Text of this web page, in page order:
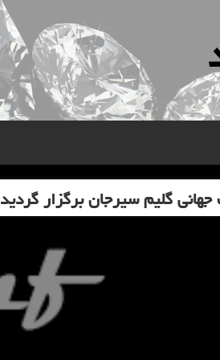
گلیم سیرجان برگزار گردید